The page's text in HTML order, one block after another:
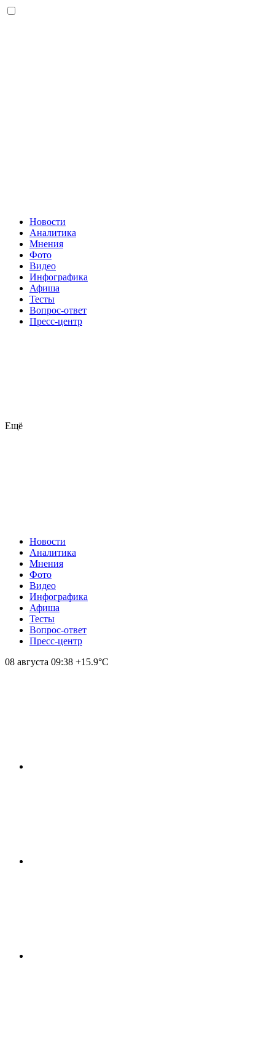
Новости
Аналитика
Мнения
Фото
Видео
Инфографика
Афиша
Тесты
Вопрос-ответ
Пресс-центр
Ещё
Новости
Аналитика
Мнения
Фото
Видео
Инфографика
Афиша
Тесты
Вопрос-ответ
Пресс-центр
08 августа 09:38 +15.9°С